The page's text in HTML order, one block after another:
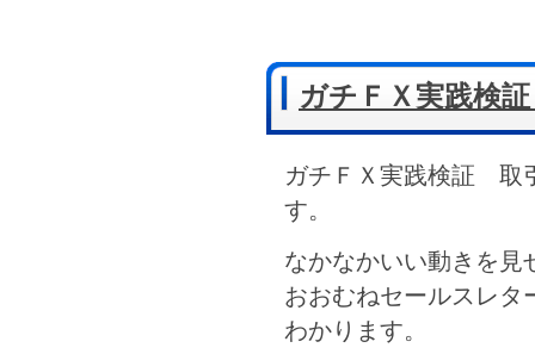
ガチＦＸ実践検
ガチＦＸ実践検証 取
す。
なかなかいい動きを見
おおむねセールスレタ
わかります。